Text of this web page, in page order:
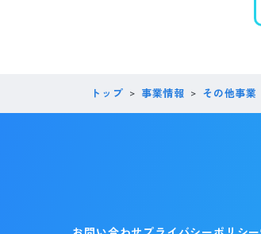
トップ 事業情報 その他事業